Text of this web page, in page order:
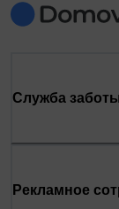
Служба
Рекламное